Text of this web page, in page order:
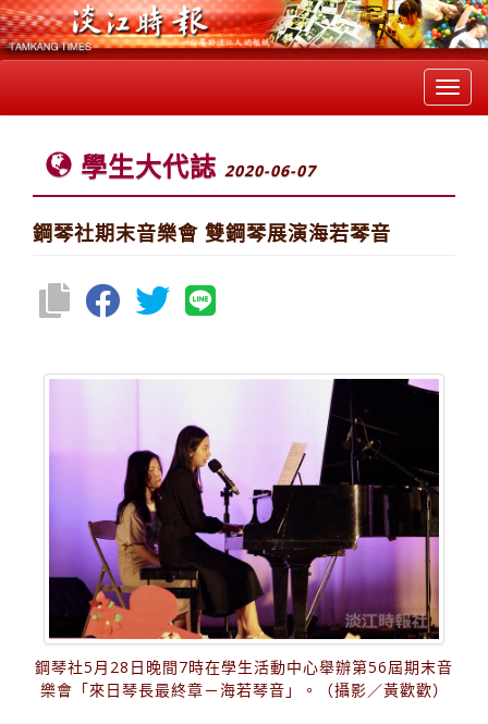
學生大代誌 2020-06-07
鋼琴社期末音樂會 雙鋼琴展演海若琴音
鋼琴社5月28日晚間7時在學生活動中心舉辦第56屆期末音
樂會「來日琴長最終章－海若琴音」。（攝影／黃歡歡）